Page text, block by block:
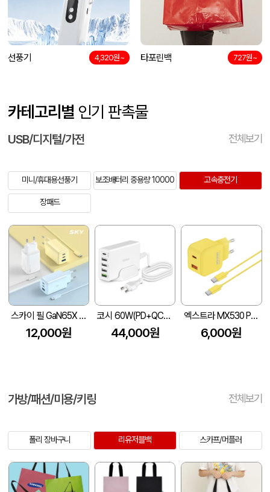
선풍기 4,320원~ 타포린백 727원~
카테고리별 인기 판촉물
USB/디지털/가전 전체보기
미니/휴대용선풍기 보조배터리 중용량 10000 고속충전기
장패드
스카이 필 GaN65X 4세대 초미니 65W 멀티 3포트 PD 초고속 충전 어댑터+1.2M 케이블
12,000원
코시 60W(PD+QC3.0) 5포트 멀티 고속 충전기
44,000원
엑스트라 MX530 PD PPS 초고속 듀얼 충전기
6,000원
가방/패션/미용/키링 전체보기
폴리 장바구니 리유저블백 스카프/머플러